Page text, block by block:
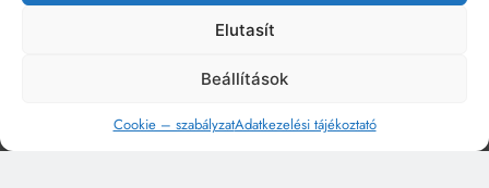
Elutasít
Beállítások
Cookie – szabályzatAdatkezelési tájékoztató